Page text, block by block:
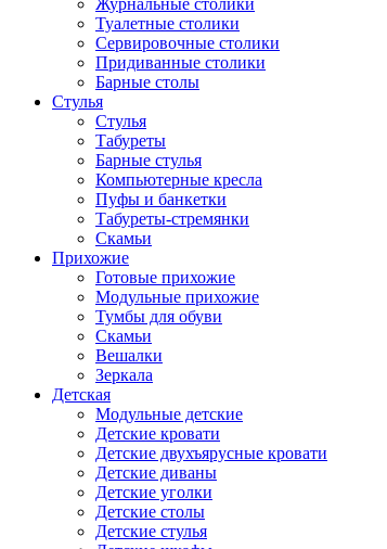
Журнальные столики
Туалетные столики
Сервировочные столики
Придиванные столики
Барные столы
Стулья
Стулья
Табуреты
Барные стулья
Компьютерные кресла
Пуфы и банкетки
Табуреты-стремянки
Скамьи
Прихожие
Готовые прихожие
Модульные прихожие
Тумбы для обуви
Скамьи
Вешалки
Зеркала
Детская
Модульные детские
Детские кровати
Детские двухъярусные кровати
Детские диваны
Детские уголки
Детские столы
Детские стулья